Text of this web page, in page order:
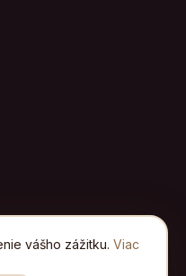
vášho zážitku. Viac